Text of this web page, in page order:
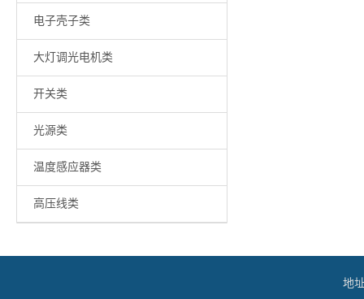
电子壳子类
大灯调光电机类
开关类
光源类
温度感应器类
高压线类
地